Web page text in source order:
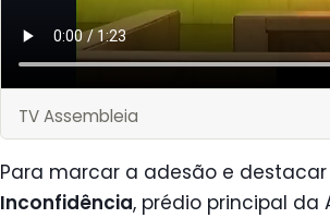
TV Assembleia
Para marcar a adesão e destacar
Inconfidência, prédio principal da